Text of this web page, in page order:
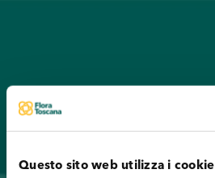
Questo sito web utilizza i cookie